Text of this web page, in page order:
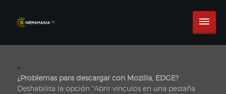
×
¿Problemas para descargar con Mozilla, EDGE?
Deshabilita la opción "Abrir vinculos en una pestaña